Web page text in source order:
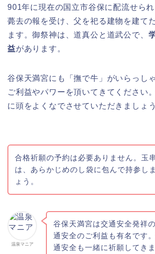
901年に現在の国立市谷保に配流せら
薨去の報を受け、父を祀る建物を建て
ます。御祭神は、道真公と道武公で、
益があります。
谷保天満宮にも「撫で牛」がいらっし
ご利益やパワーを頂いてきてください
に頭をよくなでさせていただきましょう
合格祈願の予約は必要ありません。玉
は、あらかじめのし袋に包んで持参し
ょう。
温泉マニア
谷保天満宮は交通安全発祥
通安全のご利益も有名です
通安全も一緒に祈願してきま